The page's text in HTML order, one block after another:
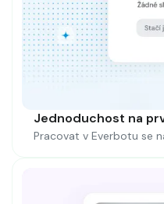
Jednoduchost na
Pracovat v Everbotu se